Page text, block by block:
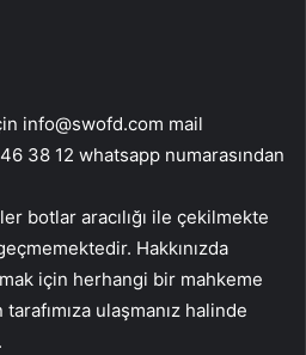
info@swofd.com mail
38 12 whatsapp numarasından
botlar aracılığı ile çekilmekte
Hakkınızda
için herhangi bir mahkeme
ulaşmanız halinde